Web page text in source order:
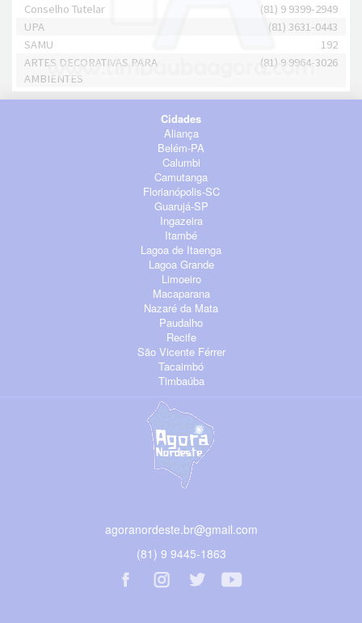
Conselho Tutelar
(81) 9 9399-2949
UPA
(81) 3631-0443
SAMU
192
ARTES DECORATIVAS PARA
AMBIENTES
(81) 9 9964-3026
Cidades
Aliança
Belém-PA
Calumbi
Camutanga
Florianópolis-SC
Guarujá-SP
Ingazeira
Itambé
Lagoa de Itaenga
Lagoa Grande
Limoeiro
Macaparana
Nazaré da Mata
Paudalho
Recife
São Vicente Férrer
Tacaimbó
Timbaúba
agoranordeste.br@gmail.com
(81) 9 9445-1863